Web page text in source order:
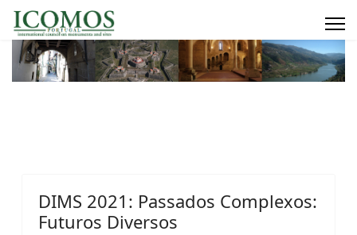
DIMS 2021: Passados Complexos:
Futuros Diversos